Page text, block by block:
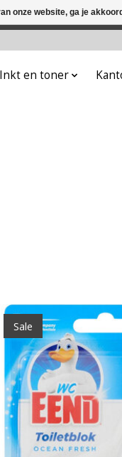
Inkt en toner
Sale
onze website, ga je
backofficeDeze winkel